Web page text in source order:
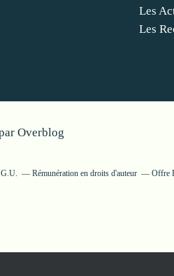
Les
Les
Overblog
Rémunération en droits d'auteur Offre